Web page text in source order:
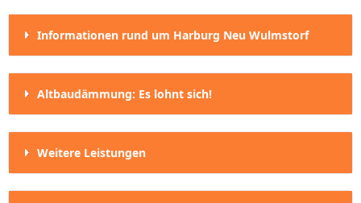
Informationen rund um Harburg Neu Wulmstorf
Altbaudämmung: Es lohnt sich!
Weitere Leistungen